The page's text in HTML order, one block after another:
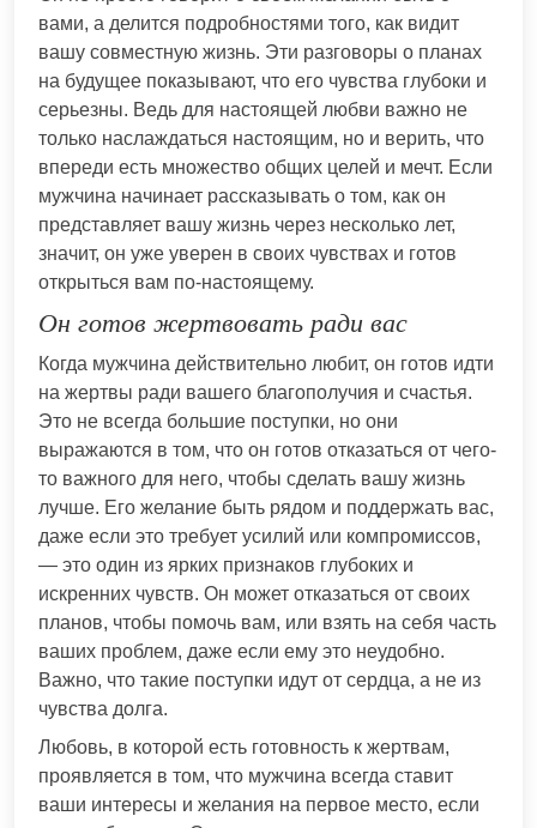
вами, а делится подробностями того, как видит
вашу совместную жизнь. Эти разговоры о планах
на будущее показывают, что его чувства глубоки и
серьезны. Ведь для настоящей любви важно не
только наслаждаться настоящим, но и верить, что
впереди есть множество общих целей и мечт. Если
мужчина начинает рассказывать о том, как он
представляет вашу жизнь через несколько лет,
значит, он уже уверен в своих чувствах и готов
открыться вам по-настоящему.
Он готов жертвовать ради вас
Когда мужчина действительно любит, он готов идти
на жертвы ради вашего благополучия и счастья.
Это не всегда большие поступки, но они
выражаются в том, что он готов отказаться от чего-
то важного для него, чтобы сделать вашу жизнь
лучше. Его желание быть рядом и поддержать вас,
даже если это требует усилий или компромиссов,
— это один из ярких признаков глубоких и
искренних чувств. Он может отказаться от своих
планов, чтобы помочь вам, или взять на себя часть
ваших проблем, даже если ему это неудобно.
Важно, что такие поступки идут от сердца, а не из
чувства долга.
Любовь, в которой есть готовность к жертвам,
проявляется в том, что мужчина всегда ставит
ваши интересы и желания на первое место, если